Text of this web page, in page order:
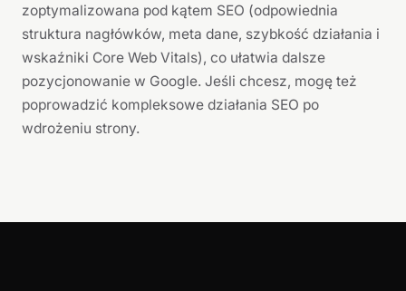
zoptymalizowana pod kątem SEO (odpowiednia
struktura nagłówków, meta dane, szybkość działania i
wskaźniki Core Web Vitals), co ułatwia dalsze
pozycjonowanie w Google. Jeśli chcesz, mogę też
poprowadzić kompleksowe działania SEO po
wdrożeniu strony.